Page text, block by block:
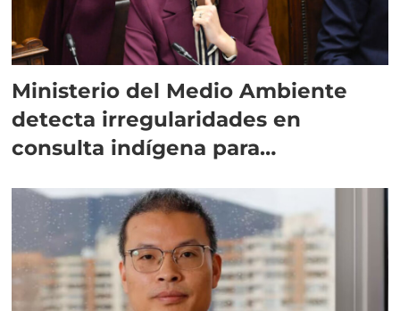
Ministerio del Medio Ambiente
detecta irregularidades en
consulta indígena para